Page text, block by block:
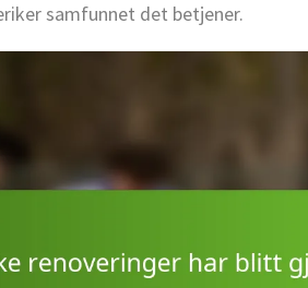
samfunnet det betjener.